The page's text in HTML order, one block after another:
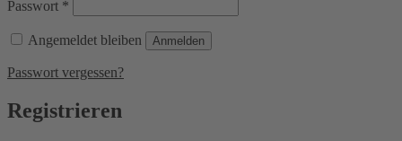
Passwort *
Angemeldet bleiben Anmelden
Passwort vergessen?
Registrieren